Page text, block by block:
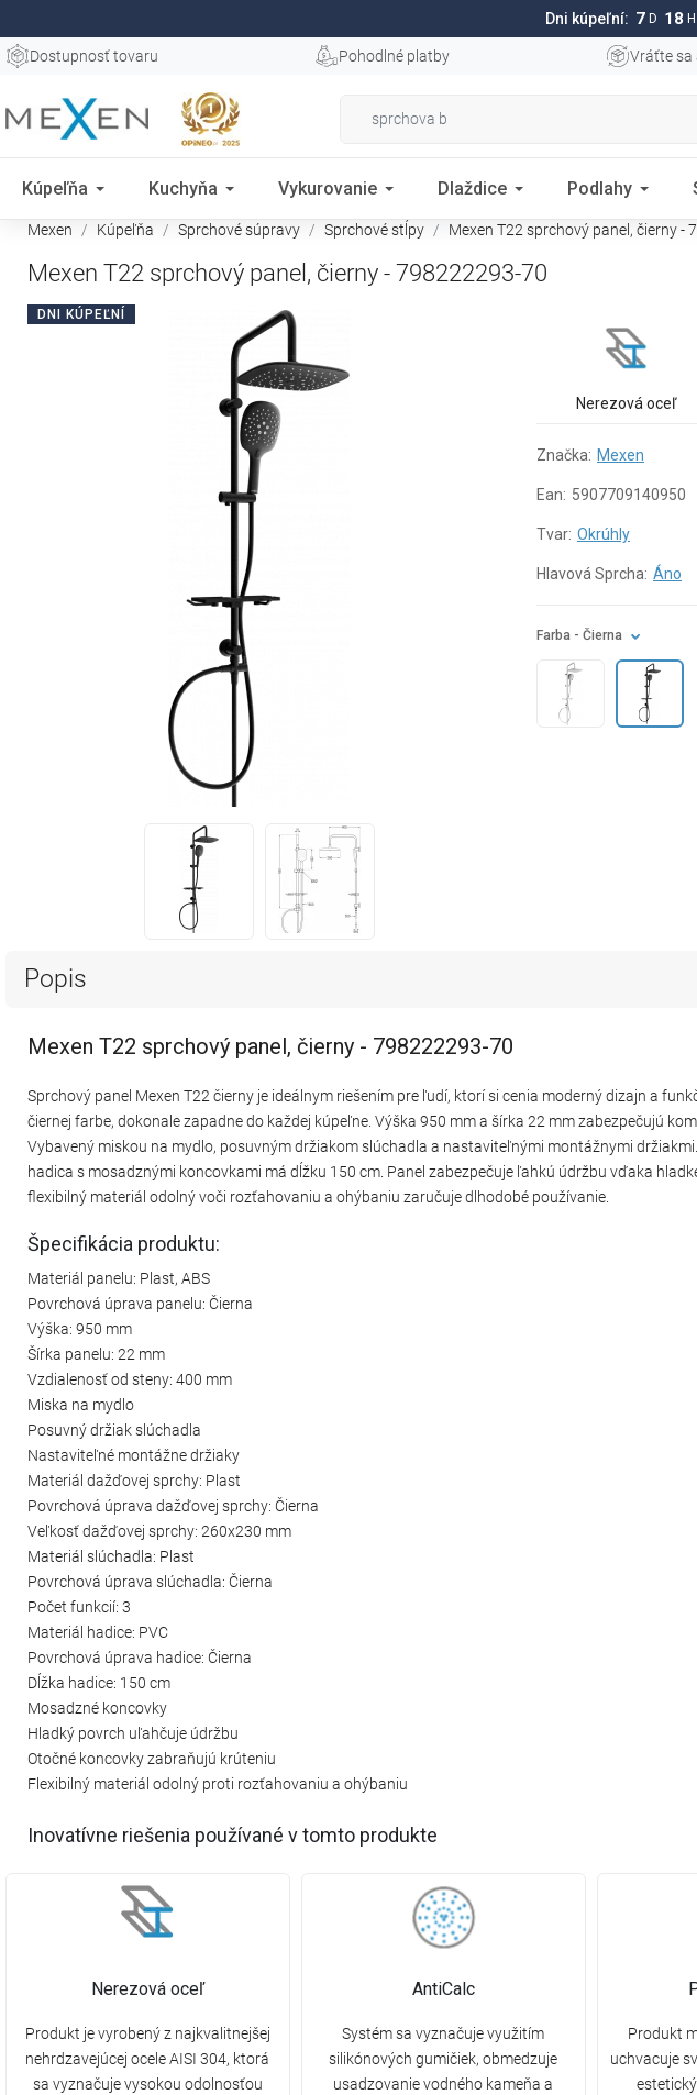
Dni kúpeľní: 7 D 18 H
Dostupnosť tovaru Pohodlné platby Vráťte sa
Kúpeľňa Kuchyňa Vykurovanie Dlaždice Podlahy
Mexen Kúpeľňa Sprchové súpravy Sprchové stĺpy Mexen T22 sprchový panel, čierny -
Mexen T22 sprchový panel, čierny - 798222293-70
DNI KÚPEĽNÍ
Nerezová oceľ
Značka: Mexen
Ean: 5907709140950
Tvar: Okrúhly
Hlavová Sprcha: Áno
Farba - Čierna
Popis
Mexen T22 sprchový panel, čierny - 798222293-70
Sprchový panel Mexen T22 čierny je ideálnym riešením pre ľudí, ktorí si cenia moderný dizajn a
čiernej farbe, dokonale zapadne do každej kúpeľne. Výška 950 mm a šírka 22 mm zabezpečujú
Vybavený miskou na mydlo, posuvným držiakom slúchadla a nastaviteľnými montážnymi
hadica s mosadznými koncovkami má dĺžku 150 cm. Panel zabezpečuje ľahkú údržbu vďaka
flexibilný materiál odolný voči rozťahovaniu a ohýbaniu zaručuje dlhodobé používanie.
Špecifikácia produktu:
Materiál panelu: Plast, ABS
Povrchová úprava panelu: Čierna
Výška: 950 mm
Šírka panelu: 22 mm
Vzdialenosť od steny: 400 mm
Miska na mydlo
Posuvný držiak slúchadla
Nastaviteľné montážne držiaky
Materiál dažďovej sprchy: Plast
Povrchová úprava dažďovej sprchy: Čierna
Veľkosť dažďovej sprchy: 260x230 mm
Materiál slúchadla: Plast
Povrchová úprava slúchadla: Čierna
Počet funkcií: 3
Materiál hadice: PVC
Povrchová úprava hadice: Čierna
Dĺžka hadice: 150 cm
Mosadzné koncovky
Hladký povrch uľahčuje údržbu
Otočné koncovky zabraňujú krúteniu
Flexibilný materiál odolný proti rozťahovaniu a ohýbaniu
Inovatívne riešenia používané v tomto produkte
Nerezová oceľ
Produkt je vyrobený z najkvalitnejšej
nehrdzavejúcej ocele AISI 304, ktorá
sa vyznačuje vysokou odolnosťou
AntiCalc
Systém sa vyznačuje využitím
silikónových gumičiek, obmedzuje
usadzovanie vodného kameňa a
Produkt
uchvacuje